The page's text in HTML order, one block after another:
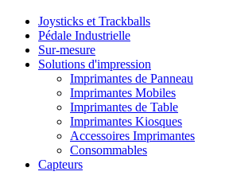
Joysticks et Trackballs
Pédale Industrielle
Sur-mesure
Solutions d'impression
Imprimantes de Panneau
Imprimantes Mobiles
Imprimantes de Table
Imprimantes Kiosques
Accessoires Imprimantes
Consommables
Capteurs